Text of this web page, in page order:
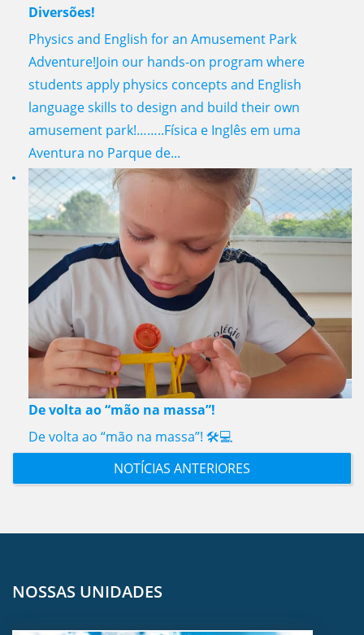
Diversões!
Physics and English for an Amusement Park
Adventure!Join our hands-on program where
students apply physics concepts and English
language skills to design and build their own
amusement park!……..Física e Inglês em uma
Aventura no Parque de...
De volta ao “mão na massa”!
De volta ao “mão na massa”! 🛠️💻
NOTÍCIAS ANTERIORES
NOSSAS UNIDADES